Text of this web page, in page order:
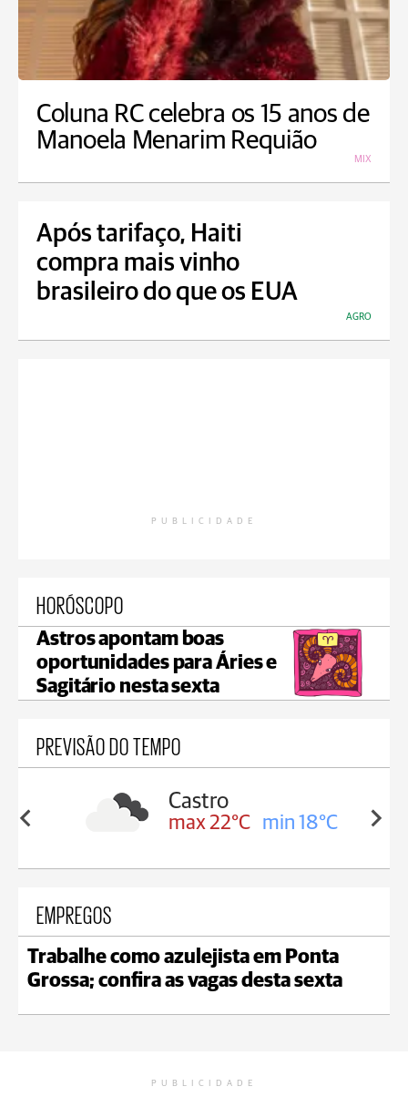
Coluna RC celebra os 15 anos de
Manoela Menarim Requião
MIX
Após tarifaço, Haiti
compra mais vinho
brasileiro do que os EUA
AGRO
PUBLICIDADE
HORÓSCOPO
Astros apontam boas
oportunidades para Áries e
Sagitário nesta sexta
PREVISÃO DO TEMPO
18°C
Castro
max 22°C min 18°C
EMPREGOS
Trabalhe como azulejista em Ponta
Grossa; confira as vagas desta sexta
PUBLICIDADE